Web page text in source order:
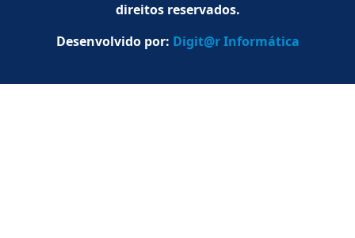
direitos reservados.
Desenvolvido por: Digit@r Informática